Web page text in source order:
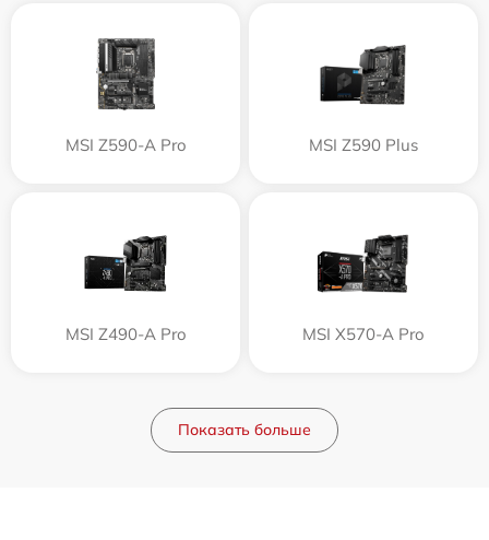
MSI Z590-A Pro MSI Z590 Plus
MSI Z490-A Pro MSI X570-A Pro
Показать больше